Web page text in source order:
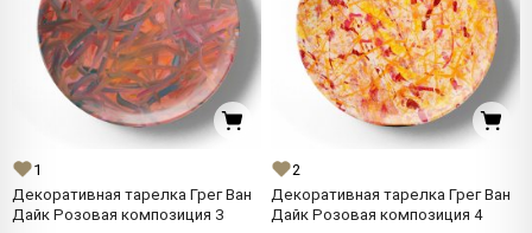
1
Декоративная тарелка Грег Ван
Дайк Розовая композиция 3
2
Декоративная тарелка Грег Ван
Дайк Розовая композиция 4